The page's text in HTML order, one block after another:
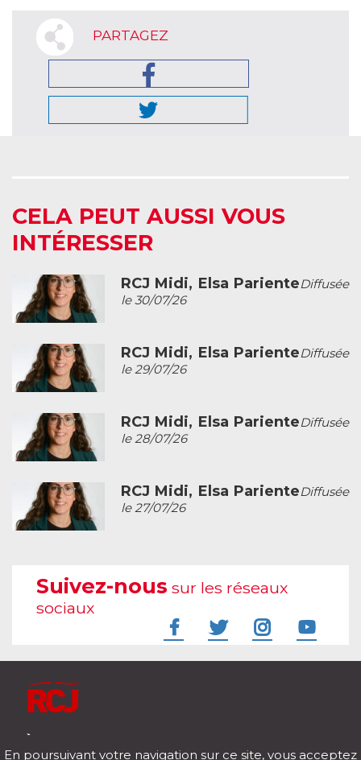
PARTAGEZ
CELA PEUT AUSSI VOUS
INTÉRESSER
RCJ Midi, Elsa ParienteDiffusée
le 30/07/26
RCJ Midi, Elsa ParienteDiffusée
le 29/07/26
RCJ Midi, Elsa ParienteDiffusée
le 28/07/26
RCJ Midi, Elsa ParienteDiffusée
le 27/07/26
Suivez-nous sur les réseaux
sociaux
Télécharger notre application pour iOs et Android
En poursuivant votre navigation sur ce site, vous acceptez